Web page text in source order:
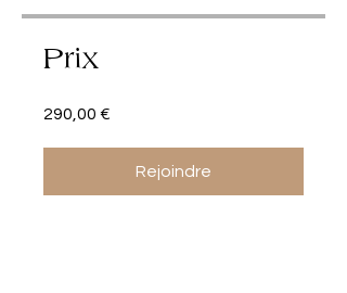
Prix
290,00 €
Rejoindre